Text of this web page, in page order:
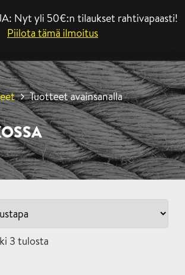
Nyt yli 50€:n tilaukset rahtivapaasti!
Piilota tämä ilmoitus
Tuotteet avainsanalla
3 tulosta